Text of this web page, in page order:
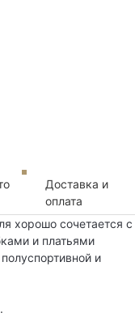
Доставка и
оплата
хорошо сочетается с
и платьями
и